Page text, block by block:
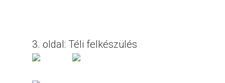
3. oldal: Téli felkészülés